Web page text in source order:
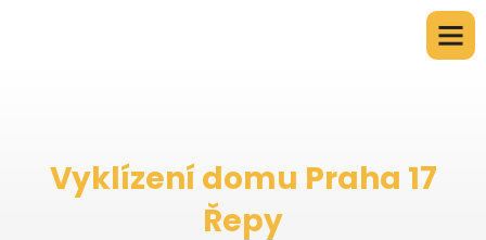
Vyklízení domu Praha 17
Řepy